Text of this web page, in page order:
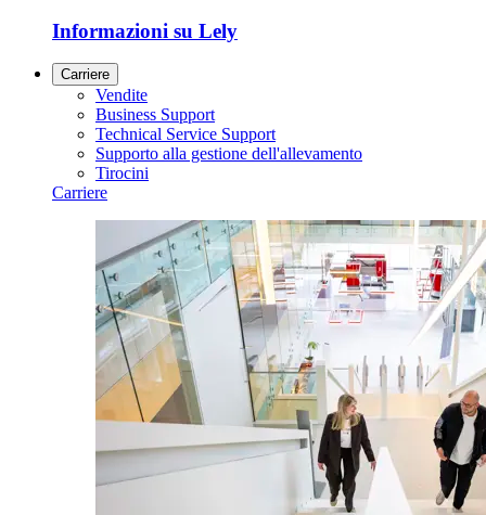
Informazioni su Lely
Carriere
Vendite
Business Support
Technical Service Support
Supporto alla gestione dell'allevamento
Tirocini
Carriere